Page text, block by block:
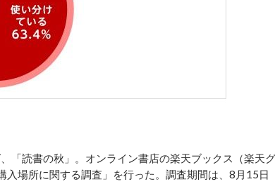
「読書の秋」。オンライン書店の楽天ブックス（楽天グ
場所に関する調査」を行った。調査期間は、8月15日